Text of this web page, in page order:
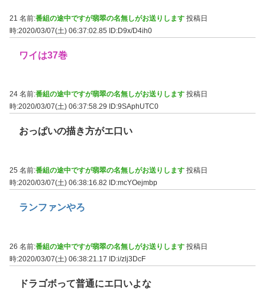
21 名前:番組の途中ですが翡翠の名無しがお送りします 投稿日
時:2020/03/07(土) 06:37:02.85 ID:D9x/D4ih0
ワイは37巻
24 名前:番組の途中ですが翡翠の名無しがお送りします 投稿日
時:2020/03/07(土) 06:37:58.29
ID:9SAphUTC0
おっぱいの描き方がエ口い
25 名前:番組の途中ですが翡翠の名無しがお送りします 投稿日
時:2020/03/07(土) 06:38:16.82
ID:mcYOejmbp
ランファンやろ
26 名前:番組の途中ですが翡翠の名無しがお送りします 投稿日
時:2020/03/07(土) 06:38:21.17 ID:i/zlj3DcF
ドラゴボって普通にエ口いよな